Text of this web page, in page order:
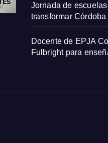
Jornada de
transformar Córdoba
Docente de EPJA
Fulbright para